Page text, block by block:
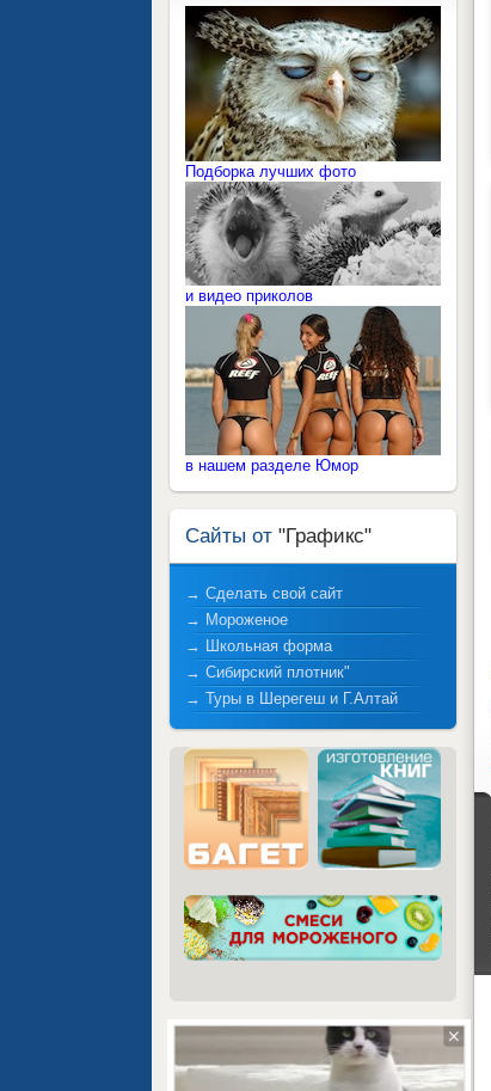
Подборка лучших фото
и видео приколов
в нашем разделе Юмор
Сайты от "Графикс"
→ Сделать свой сайт
→ Мороженое
→ Школьная форма
→ Сибирский плотник"
→ Туры в Шерегеш и Г.Алтай